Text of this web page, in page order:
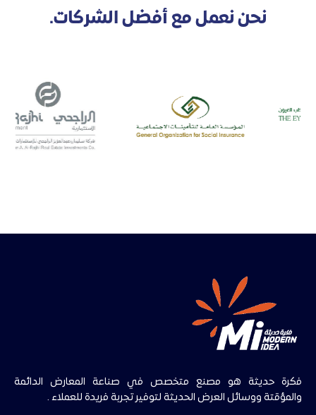
نحن نعمل مع أفضل الشركات.
فكرة حديثة هو مصنع متخصص في صناعة المعارض الدائمة
والمؤقتة ووسائل العرض الحديثة لتوفير تجربة فريدة للعملاء .